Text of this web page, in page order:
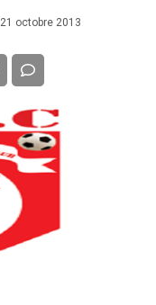
21 octobre 2013